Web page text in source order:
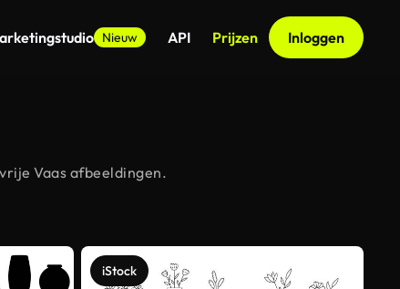
Nieuw API Prijzen Inloggen
Vaas afbeeldingen.
iStock